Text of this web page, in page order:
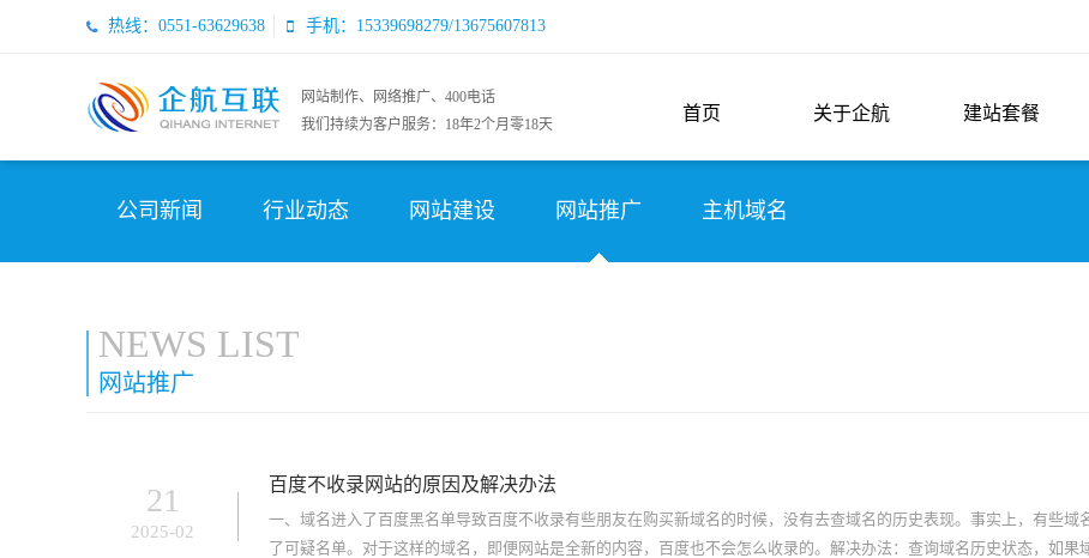
热线：0551-63629638 手机：15339698279/13675607813
网站制作、网络推广、400电话
我们持续为客户服务： 18年2个月零18天
首页 关于企航 建站套餐
公司新闻 行业动态 网站建设 网站推广 主机域名
NEWS LIST
网站推广
21
2025-02
百度不收录网站的原因及解决办法
一、域名进入了百度黑名单导致百度不收录有些朋友在购买新域名的时候，没有去查域名的历史表现。事实上，有些
了可疑名单。对于这样的域名，即便网站是全新的内容，百度也不会怎么收录的。解决办法：查询域名历史状态，如